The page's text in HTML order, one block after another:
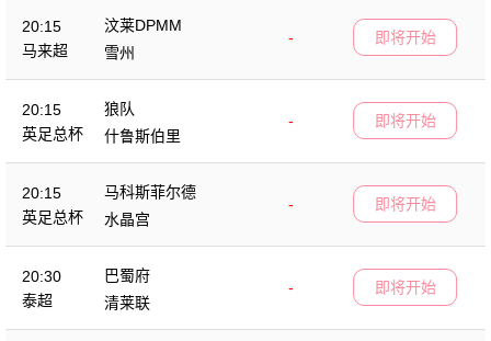
20:15
马来超
汶莱DPMM
-
雪州
即将开始
20:15
英足总杯
狼队
-
什鲁斯伯里
即将开始
20:15
英足总杯
马科斯菲尔德
-
水晶宫
即将开始
20:30
泰超
巴蜀府
-
清莱联
即将开始